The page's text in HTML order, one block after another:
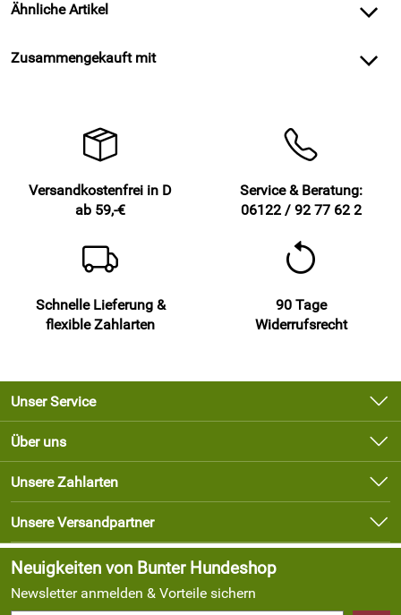
Ähnliche Artikel
Zusammengekauft mit
Versandkostenfrei in D
ab 59,-€
Service & Beratung:
06122 / 92 77 62 2
Schnelle Lieferung &
flexible Zahlarten
90 Tage
Widerrufsrecht
Unser Service
Kontakt
Newsletter
Lieferbedingungen
Kundenlogin
Über uns
Unsere Bestseller
Marken
Neu
Angebote
Unsere Zahlarten
Unsere Versandpartner
Neuigkeiten von Bunter Hundeshop
Newsletter anmelden & Vorteile sichern